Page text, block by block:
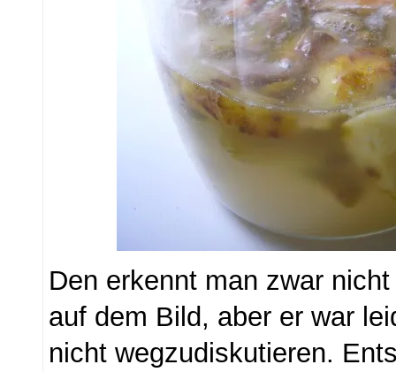
Den erkennt man zwar
auf dem Bild, aber er war
nicht wegzudiskutieren.